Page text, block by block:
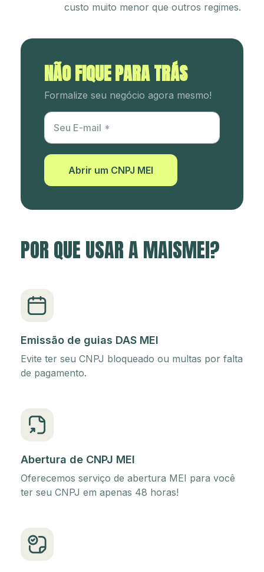
custo muito menor que outros regimes.
NÃO FIQUE PARA TRÁS
Formalize seu negócio agora mesmo!
Utm Content
Seu E-mail
Abrir um CNPJ MEI
POR QUE USAR A MAISMEI?
Emissão de guias DAS MEI
Evite ter seu CNPJ bloqueado ou multas por falta
de pagamento.
Abertura de CNPJ MEI
Oferecemos serviço de abertura MEI para você
ter seu CNPJ em apenas 48 horas!